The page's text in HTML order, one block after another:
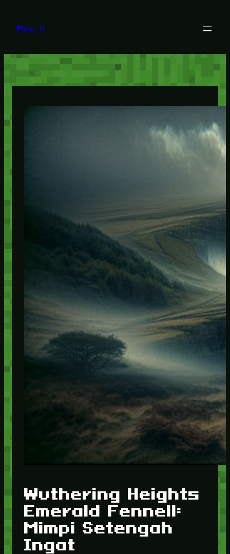
konten
Foox U
Wuthering Heights
Emerald Fennell:
Mimpi Setengah
Ingat